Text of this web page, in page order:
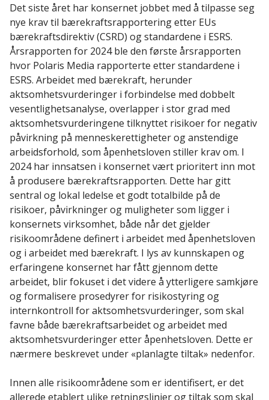
Det siste året har konsernet jobbet med å tilpasse seg
nye krav til bærekraftsrapportering etter EUs
bærekraftsdirektiv (CSRD) og standardene i ESRS.
Årsrapporten for 2024 ble den første årsrapporten
hvor Polaris Media rapporterte etter standardene i
ESRS. Arbeidet med bærekraft, herunder
aktsomhetsvurderinger i forbindelse med dobbelt
vesentlighetsanalyse, overlapper i stor grad med
aktsomhetsvurderingene tilknyttet risikoer for negativ
påvirkning på menneskerettigheter og anstendige
arbeidsforhold, som åpenhetsloven stiller krav om. I
2024 har innsatsen i konsernet vært prioritert inn mot
å produsere bærekraftsrapporten. Dette har gitt
sentral og lokal ledelse et godt totalbilde på de
risikoer, påvirkninger og muligheter som ligger i
konsernets virksomhet, både når det gjelder
risikoområdene definert i arbeidet med åpenhetsloven
og i arbeidet med bærekraft. I lys av kunnskapen og
erfaringene konsernet har fått gjennom dette
arbeidet, blir fokuset i det videre å ytterligere samkjøre
og formalisere prosedyrer for risikostyring og
internkontroll for aktsomhetsvurderinger, som skal
favne både bærekraftsarbeidet og arbeidet med
aktsomhetsvurderinger etter åpenhetsloven. Dette er
nærmere beskrevet under «planlagte tiltak» nedenfor.
Innen alle risikoområdene som er identifisert, er det
allerede etablert ulike retningslinjer og tiltak som skal